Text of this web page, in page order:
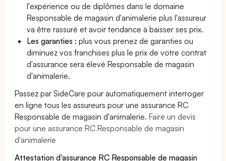
l'expérience ou de diplômes dans le domaine
Responsable de magasin d'animalerie plus l'assureur
va être rassuré et avoir tendance à baisser ses prix.
Les garanties :plus vous prenez de garanties ou
diminuez vos franchises plus le prix de votre contrat
d'assurance sera élevé Responsable de magasin
d'animalerie.
Passez par SideCare pour automatiquement interroger
en ligne tous les assureurs pour une assurance RC
Responsable de magasin d'animalerie.Faire un devis
pour une assurance RC Responsable de magasin
d'animalerie
Attestation d'assurance RC Responsable de magasin